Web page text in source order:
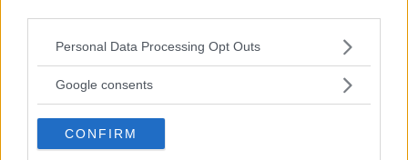
Please note that this website/app uses one or more Google
not limited to your visit or usage behaviour. You may click to
use your data for below specified purposes in below Google
consent section.
Personal Data Processing Opt Outs
Google consents
CONFIRM
Det här är en låst artikel.Logga inför
att fortsätta läsa.